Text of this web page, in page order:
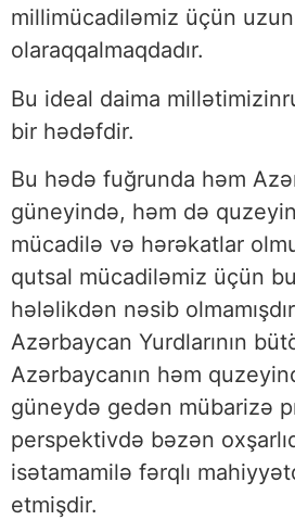
millimücadiləmiz üçün
olaraqqalmaqdadır.
Bu ideal daima
bir hədəfdir.
Bu hədə fuğrunda həm
güneyində, həm də
mücadilə və hərəkatlar
qutsal mücadiləmiz üçün
hələlikdən nəsib
Azərbaycan Yurdlarının
Azərbaycanın həm
güneydə gedən mübarizə
perspektivdə bəzən
isətamamilə fərqlı
etmişdir.